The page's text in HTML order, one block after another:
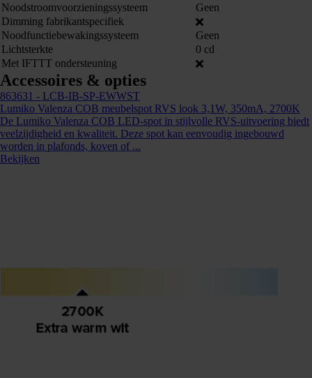
Noodstroomvoorzieningssysteem
Geen
Dimming fabrikantspecifiek
Noodfunctiebewakingssysteem
Geen
Lichtsterkte
0 cd
Met IFTTT ondersteuning
Accessoires & opties
863631 - LCB-IB-SP-EWWST
Lumiko Valenza COB meubelspot RVS look 3,1W, 350mA, 2700K
De Lumiko Valenza COB LED-spot in stijlvolle RVS-uitvoering biedt
veelzijdigheid en kwaliteit. Deze spot kan eenvoudig ingebouwd
worden in plafonds, koven of ...
Bekijken